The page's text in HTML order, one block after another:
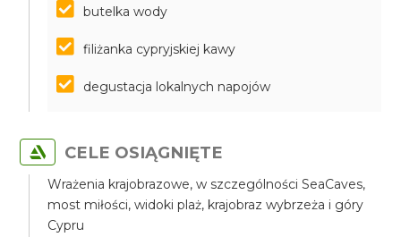
butelka wody
filiżanka cypryjskiej kawy
degustacja lokalnych napojów
CELE OSIĄGNIĘTE
Wrażenia krajobrazowe, w szczególności SeaCaves,
most miłości, widoki plaż, krajobraz wybrzeża i góry
Cypru